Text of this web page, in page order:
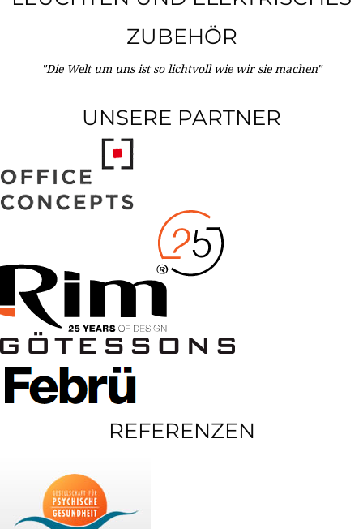
ZUBEHÖR
"Die Welt um uns ist so lichtvoll wie wir sie machen"
UNSERE PARTNER
REFERENZEN